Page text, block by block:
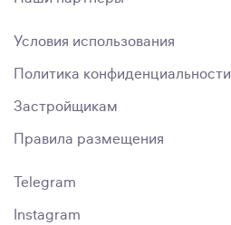
Условия использования
Политика конфиденциальности
Застройщикам
Правила размещения
Telegram
Instagram